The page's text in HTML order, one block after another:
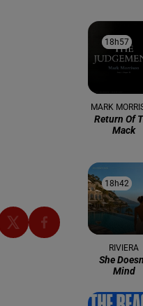
18h57
18h57
MARK
Return Of
Mack
18h42
18h42
RIVIERA
She
Mind